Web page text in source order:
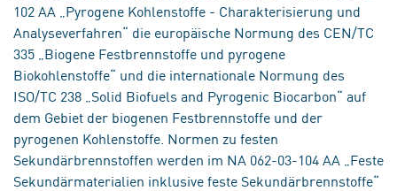
102 AA „Pyrogene Kohlenstoffe - Charakterisierung und
Analyseverfahren“ die europäische Normung des CEN/TC
335 „Biogene Festbrennstoffe und pyrogene
Biokohlenstoffe“ und die internationale Normung des
ISO/TC 238 „Solid Biofuels and Pyrogenic Biocarbon“ auf
dem Gebiet der biogenen Festbrennstoffe und der
pyrogenen Kohlenstoffe. Normen zu festen
Sekundärbrennstoffen werden im NA 062-03-104 AA „Feste
Sekundärmaterialien inklusive feste Sekundärbrennstoffe“